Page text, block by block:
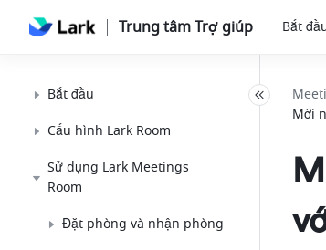
Trung tâm Trợ giúp Bắt
Bắt đầu
Cấu hình Lark Room
Sử dụng Lark Meetings
Room
Đặt phòng và nhận phòng
Mời